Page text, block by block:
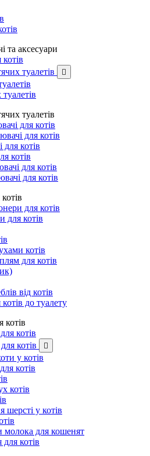
та аксесуари
туалетів

туалетів
для котів
для котів
котів
котів
для котів
для котів
для котів
для котів
котів
для котів
від котів
до туалету
котів
котів
котів

у котів
котів
котів
шерсті у котів
молока для кошенят
котів